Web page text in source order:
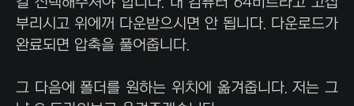
부리시고 위에꺼 다운받으시면 안 됩니다. 다운로드가
완료되면 압축을 풀어줍니다.
그 다음에 폴더를 원하는 위치에 옮겨줍니다. 저는 그